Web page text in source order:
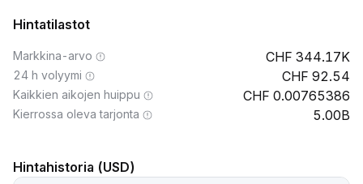
Hintatilastot
Markkina-arvo 344.17K
24 h volyymi 92.54
Kaikkien aikojen huippu 0.00765386
Kierrossa oleva tarjonta 5.00B
Hintahistoria (USD)